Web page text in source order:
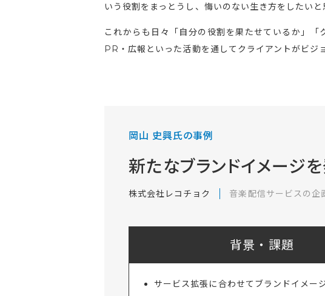
いう役割をまっとうし、悔いのない生き方をしたいと
これからも日々「自分の役割を果たせているか」
PR・広報といった活動を通してクライアントがビジ
岡山 史興氏の事例
新たなブランドイメージ
株式会社レコチョク 音楽配信サービスの
背景・課題
サービス拡張に合わせてブランドイメー